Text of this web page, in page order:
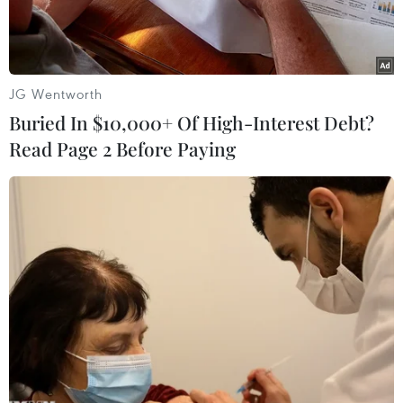
Sách giáo khoa lớp 1 mới sẽ được sử dụng trong các nhà
trường từ năm học 2020-2021. (Ảnh: PV/Vietnam+)
Trong 5 bộ sách lớp 1 được Bộ Giáo dục và Đào
tạo phê duyệt, có tới 4 bộ sách của Nhà xuất bản
Giáo dục Việt Nam; một bộ sách do Nhà xuất
JG Wentworth
Buried In $10,000+ Of High-Interest Debt?
Read Page 2 Before Paying